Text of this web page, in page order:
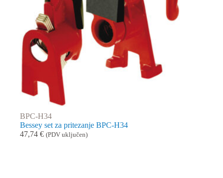
BPC-H34
Bessey set za pritezanje BPC-H34
47,74 € (PDV uključen)